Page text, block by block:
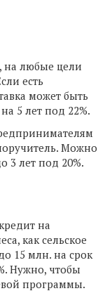
на любые цели
есть
может быть
5 лет под 22%.
Можно
3 лет под 20%.
на
как сельское
15 млн. на срок
Нужно, чтобы
программы.